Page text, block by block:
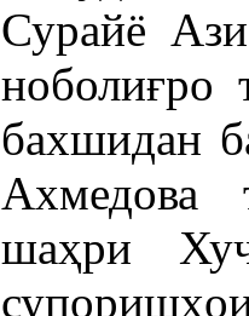
Сурайё
ноболиғро
бахшидан
Ахмедова
шаҳри